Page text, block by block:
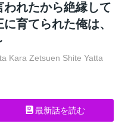
われたから絶縁して
育てられた俺は、
Kara Zetsuen Shite Yatta
最新話を読む